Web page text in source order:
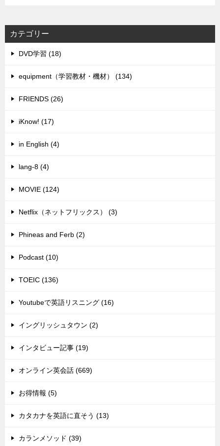
カテゴリー
DVD学習 (18)
equipment（学習教材・機材） (134)
FRIENDS (26)
iKnow! (17)
in English (4)
lang-8 (4)
MOVIE (124)
Netflix（ネットフリックス） (3)
Phineas and Ferb (2)
Podcast (10)
TOEIC (136)
Youtubeで英語リスニング (16)
イングリッシュタウン (2)
インタビュー記事 (19)
オンライン英会話 (669)
お得情報 (5)
カタカナを英語に直そう (13)
カランメソッド (39)